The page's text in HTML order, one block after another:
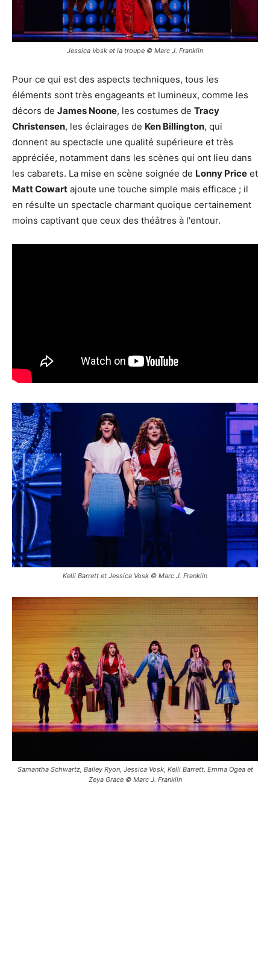
Jessica Vosk et la troupe © Marc J. Franklin
Pour ce qui est des aspects techniques, tous les
éléments sont très engageants et lumineux, comme les
décors de James Noone, les costumes de Tracy
Christensen, les éclairages de Ken Billington, qui
donnent au spectacle une qualité supérieure et très
appréciée, notamment dans les scènes qui ont lieu dans
les cabarets. La mise en scène soignée de Lonny Price et
Matt Cowart ajoute une touche simple mais efficace ; il
en résulte un spectacle charmant quoique certainement
moins captivant que ceux des théâtres à l'entour.
Kelli Barrett et Jessica Vosk © Marc J. Franklin
Samantha Schwartz, Bailey Ryon, Jessica Vosk, Kelli Barrett, Emma Ogea et
Zeya Grace © Marc J. Franklin